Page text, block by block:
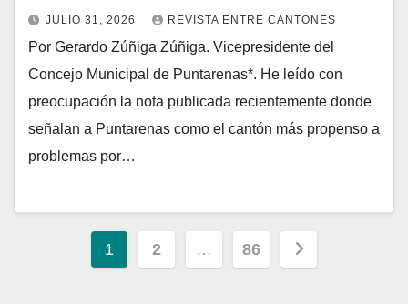
JULIO 31, 2026 REVISTA ENTRE CANTONES
Por Gerardo Zúñiga Zúñiga. Vicepresidente del
Concejo Municipal de Puntarenas*. He leído con
preocupación la nota publicada recientemente donde
señalan a Puntarenas como el cantón más propenso a
problemas por…
Paginación
1 2 … 86